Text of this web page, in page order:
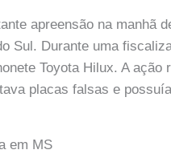
apreensão na manhã
Sul. Durante uma
Toyota Hilux. A ação
placas falsas e
em MS